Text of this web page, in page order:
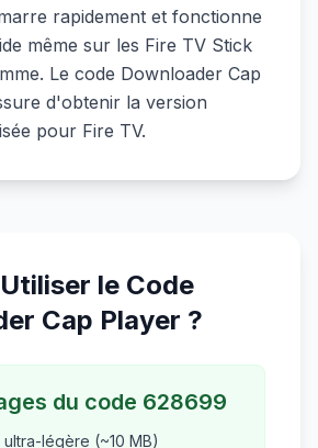
rapidement et fonctionne
même sur les Fire TV Stick
Le code Downloader Cap
d'obtenir la version
pour Fire TV.
le Code
Cap Player ?
du code 628699
légère (~10 MB)